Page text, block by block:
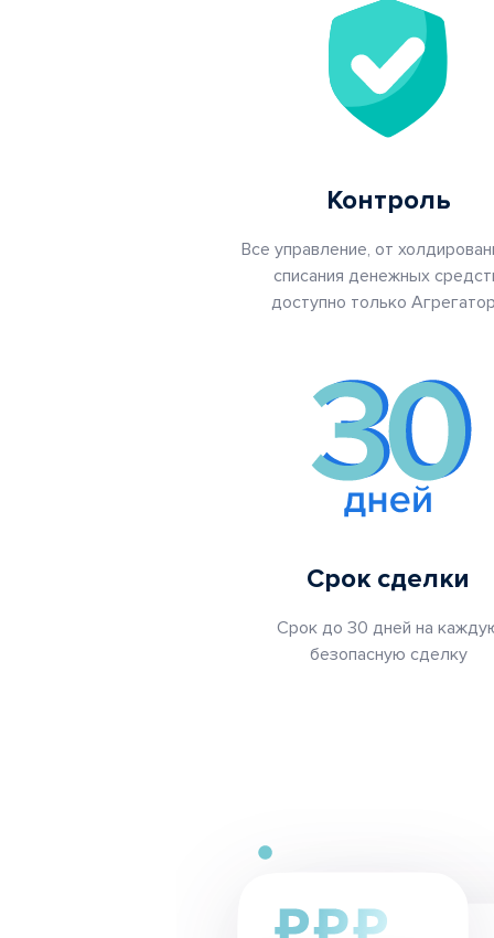
Контроль
Все управление, от
списания денежных
доступно только
Срок сделки
Срок до 30 дней на
безопасную сделку